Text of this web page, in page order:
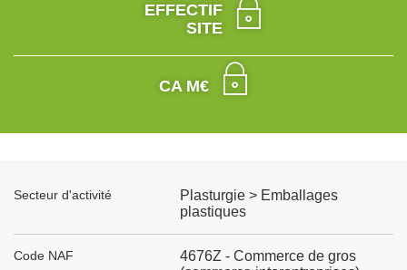
EFFECTIF
SITE
CA M€
Secteur d'activité
Plasturgie > Emballages
plastiques
Code NAF
4676Z - Commerce de gros